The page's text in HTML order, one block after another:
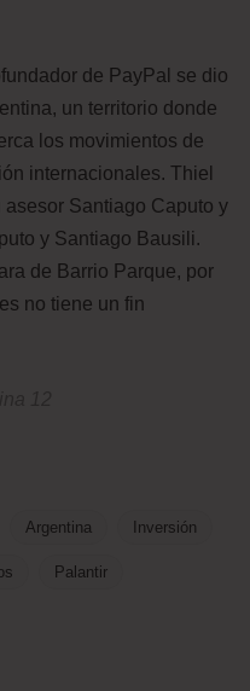
de PayPal se dio
un territorio donde
los movimientos de
internacionales. Thiel
Santiago Caputo y
y Santiago Bausili.
de Barrio Parque, por
no tiene un fin
Argentina Inversión
Palantir